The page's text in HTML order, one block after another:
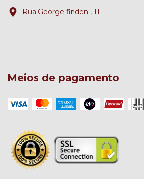
Rua George finden , 11
Meios de pagamento